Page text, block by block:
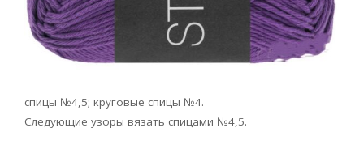
спицы №4,5; круговые спицы №4.
Следующие узоры вязать спицами №4,5.